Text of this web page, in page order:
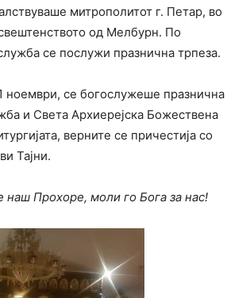
митрополитот г. Петар, во
од Мелбурн. По
се послужи празнична трпеза.
ноември, се богослужеше празнична
и Света Архиерејска Божествена
верните се причестија со
Тајни.
Прохоре, моли го Бога за нас!